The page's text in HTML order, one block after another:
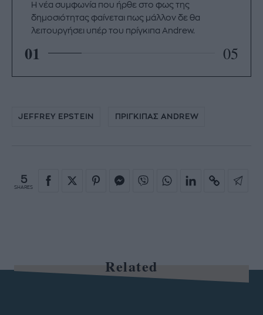
Η νέα συμφωνία που ήρθε στο φως της
δημοσιότητας φαίνεται πως μάλλον δε θα
λειτουργήσει υπέρ του πρίγκιπα Andrew.
01 05
JEFFREY EPSTEIN ΠΡΙΓΚΙΠΑΣ ANDREW
5
SHARES
Related